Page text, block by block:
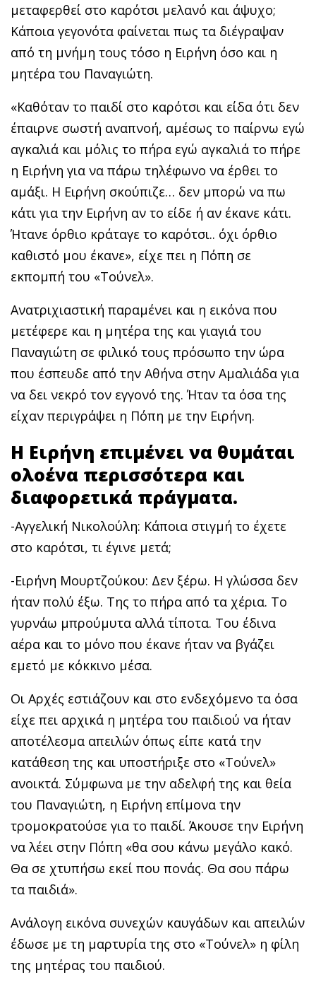
μεταφερθεί στο καρότσι μελανό και άψυχο;
Κάποια γεγονότα φαίνεται πως τα διέγραψαν
από τη μνήμη τους τόσο η Ειρήνη όσο και η
μητέρα του Παναγιώτη.
«Καθόταν το παιδί στο καρότσι και είδα ότι δεν
έπαιρνε σωστή αναπνοή, αμέσως το παίρνω εγώ
αγκαλιά και μόλις το πήρα εγώ αγκαλιά το πήρε
η Ειρήνη για να πάρω τηλέφωνο να έρθει το
αμάξι. Η Ειρήνη σκούπιζε… δεν μπορώ να πω
κάτι για την Ειρήνη αν το είδε ή αν έκανε κάτι.
Ήτανε όρθιο κράταγε το καρότσι.. όχι όρθιο
καθιστό μου έκανε», είχε πει η Πόπη σε
εκπομπή του «Τούνελ».
Ανατριχιαστική παραμένει και η εικόνα που
μετέφερε και η μητέρα της και γιαγιά του
Παναγιώτη σε φιλικό τους πρόσωπο την ώρα
που έσπευδε από την Αθήνα στην Αμαλιάδα για
να δει νεκρό τον εγγονό της. Ήταν τα όσα της
είχαν περιγράψει η Πόπη με την Ειρήνη.
Η Ειρήνη επιμένει να θυμάται
ολοένα περισσότερα και
διαφορετικά πράγματα.
-Αγγελική Νικολούλη: Κάποια στιγμή το έχετε
στο καρότσι, τι έγινε μετά;
-Ειρήνη Μουρτζούκου: Δεν ξέρω. Η γλώσσα δεν
ήταν πολύ έξω. Της το πήρα από τα χέρια. Το
γυρνάω μπρούμυτα αλλά τίποτα. Του έδινα
αέρα και το μόνο που έκανε ήταν να βγάζει
εμετό με κόκκινο μέσα.
Οι Αρχές εστιάζουν και στο ενδεχόμενο τα όσα
είχε πει αρχικά η μητέρα του παιδιού να ήταν
αποτέλεσμα απειλών όπως είπε κατά την
κατάθεση της και υποστήριξε στο «Τούνελ»
ανοικτά. Σύμφωνα με την αδελφή της και θεία
του Παναγιώτη, η Ειρήνη επίμονα την
τρομοκρατούσε για το παιδί. Άκουσε την Ειρήνη
να λέει στην Πόπη «θα σου κάνω μεγάλο κακό.
Θα σε χτυπήσω εκεί που πονάς. Θα σου πάρω
τα παιδιά».
Ανάλογη εικόνα συνεχών καυγάδων και απειλών
έδωσε με τη μαρτυρία της στο «Τούνελ» η φίλη
της μητέρας του παιδιού.